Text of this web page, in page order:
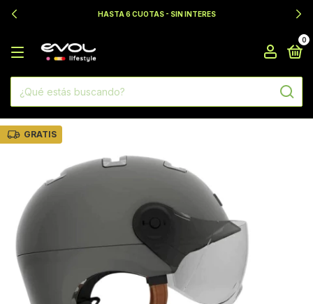
HASTA 6 CUOTAS - SIN INTERES
0
GRATIS